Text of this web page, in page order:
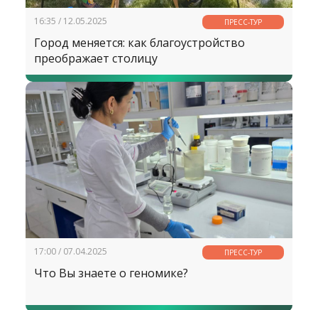
16:35 / 12.05.2025 ПРЕСС-ТУР
Город меняется: как благоустройство
преображает столицу
17:00 / 07.04.2025 ПРЕСС-ТУР
Что Вы знаете о геномике?